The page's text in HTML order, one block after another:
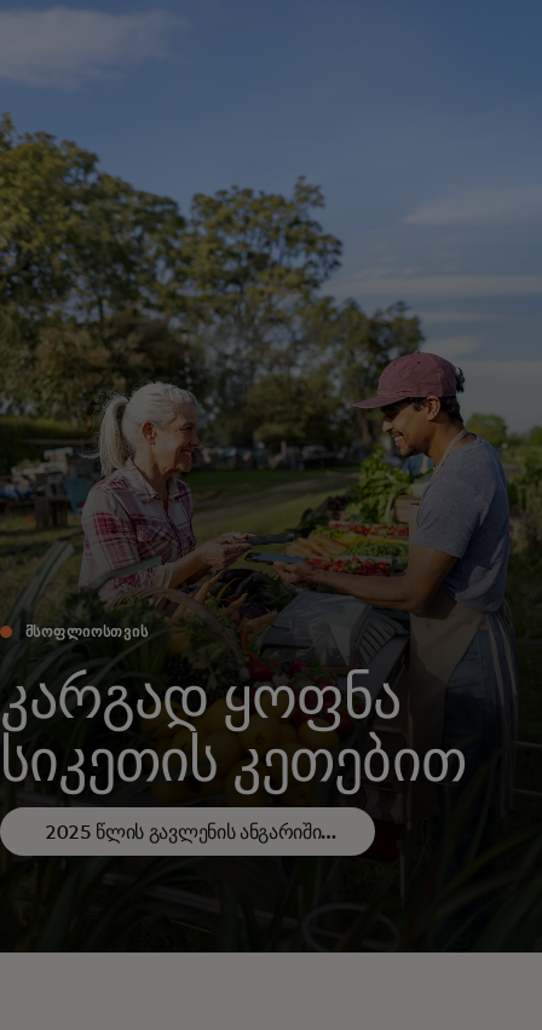
მსოფლიოსთვის
ინოვატორებისთვის
სიახლეები და ტენდენციები
ᲛᲡᲝᲤᲚᲘᲝᲡᲗᲕᲘᲡ
კარგად ყოფნა
სიკეთის კეთებით
2025 წლის გავლენის ანგარიშის